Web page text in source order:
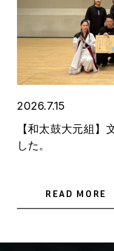
2026.7.15
【和太鼓大元組】
した。
READ MORE